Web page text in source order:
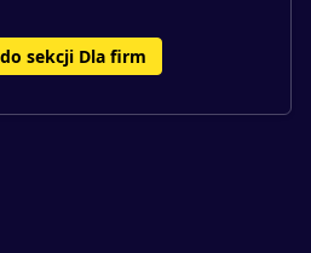
sekcji Dla firm